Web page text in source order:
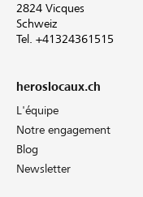
2824 Vicques
Schweiz
Tel. +41324361515
heroslocaux.ch
L'équipe
Notre engagement
Blog
Newsletter